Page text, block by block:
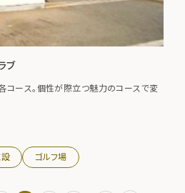
ブ
コース。個性が際立つ魅力のコースで変
ゴルフ場